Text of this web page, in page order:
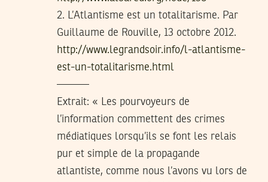
2. L’Atlantisme est un totalitarisme. Par
Guillaume de Rouville, 13 octobre 2012.
http://www.legrandsoir.info/l-atlantisme-
est-un-totalitarisme.html
———
Extrait: « Les pourvoyeurs de
l’information commettent des crimes
médiatiques lorsqu’ils se font les relais
pur et simple de la propagande
atlantiste, comme nous l’avons vu lors de